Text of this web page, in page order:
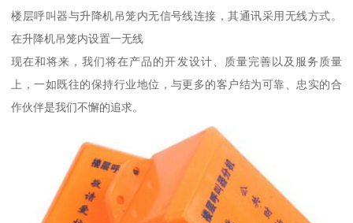
楼层呼叫器与升降机吊笼内无信号线连接，其通讯采用无线方式。
在升降机吊笼内设置一无线
现在和将来，我们将在产品的开发设计、质量完善以及服务质量
上，一如既往的保持行业地位，与更多的客户结为可靠、忠实的合
作伙伴是我们不懈的追求。